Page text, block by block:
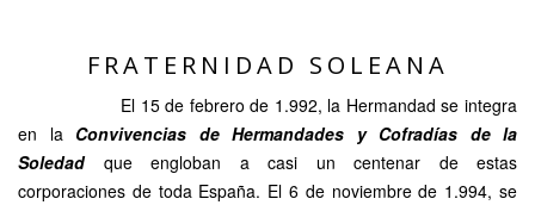
FRATERNIDAD SOLEANA
El 15 de febrero de 1.992, la Hermandad se integra
en la Convivencias de Hermandades y Cofradías de la
Soledadque engloban a casi un centenar de estas
corporaciones de toda España. El 6 de noviembre de 1.994, se